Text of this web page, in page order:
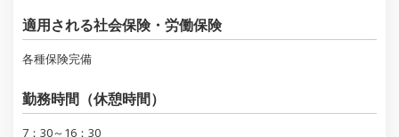
適用される社会保険・労働保険
各種保険完備
勤務時間（休憩時間）
7：30～16：30